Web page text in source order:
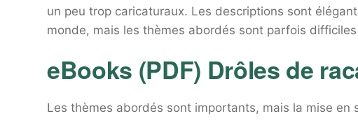
un peu trop caricaturaux. Les descriptions sont
monde, mais les thèmes abordés sont parfois
eBooks (PDF) Drôles de
Les thèmes abordés sont importants, mais la mise en